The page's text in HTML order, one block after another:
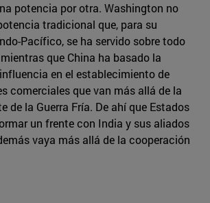
potencia por otra. Washington no
tradicional que, para su
Pacífico, se ha servido sobre todo
que China ha basado la
en el establecimiento de
comerciales que van más allá de la
de la Guerra Fría. De ahí que Estados
un frente con India y sus aliados
vaya más allá de la cooperación